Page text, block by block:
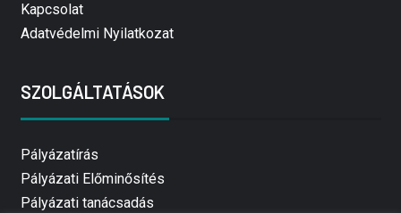
Kapcsolat
Adatvédelmi Nyilatkozat
SZOLGÁLTATÁSOK
Pályázatírás
Pályázati Előminősítés
Pályázati tanácsadás